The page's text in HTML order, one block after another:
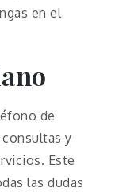
en el
de
y
Este
las dudas